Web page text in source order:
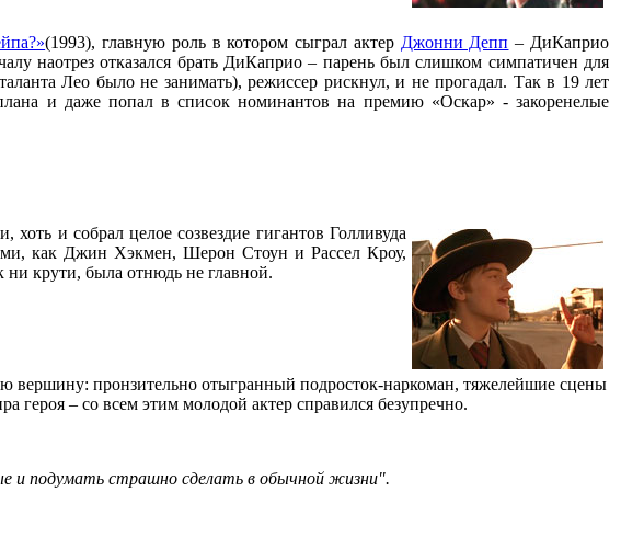
(1993), главную роль в котором сыграл актер Джонни Депп – ДиКаприо
наотрез отказался брать ДиКаприо – парень был слишком симпатичен для
Лео было не занимать), режиссер рискнул, и не прогадал. Так в 19 лет
и даже попал в список номинантов на премию «Оскар» - закоренелые
хоть и собрал целое созвездие гигантов Голливуда
как Джин Хэкмен, Шерон Стоун и Рассел Кроу,
ни крути, была отнюдь не главной.
вершину: пронзительно отыгранный подросток-наркоман, тяжелейшие сцены
героя – со всем этим молодой актер справился безупречно.
и подумать страшно сделать в обычной жизни".